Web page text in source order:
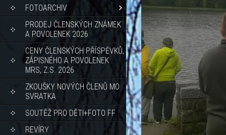
FOTOARCHIV
PRODEJ ČLENSKÝCH ZNÁMEK
A POVOLENEK 2026
CENY ČLENSKÝCH PŘÍSPĚVKŮ,
ZÁPISNÉHO A POVOLENEK
MRS, Z.S. 2026
ZKOUŠKY NOVÝCH ČLENŮ MO
SVRATKA
SOUTĚŽ PRO DĚTI+FOTO FF
REVÍRY